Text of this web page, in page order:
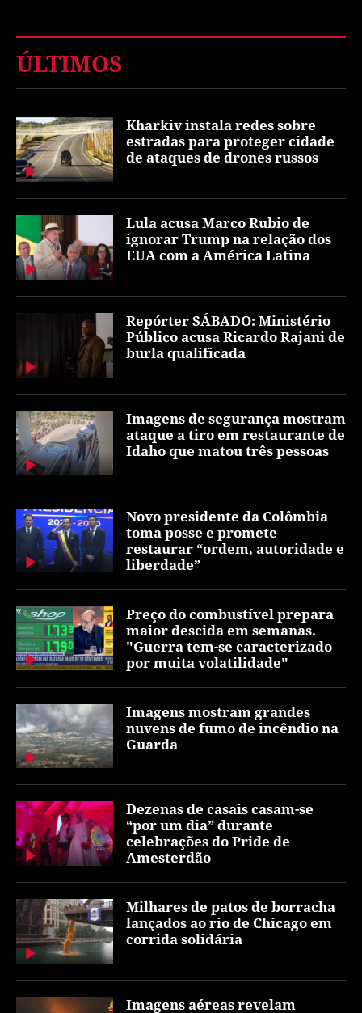
ÚLTIMOS
Kharkiv instala redes sobre
estradas para proteger cidade
de ataques de drones russos
Lula acusa Marco Rubio de
ignorar Trump na relação dos
EUA com a América Latina
Repórter SÁBADO: Ministério
Público acusa Ricardo Rajani de
burla qualificada
Imagens de segurança mostram
ataque a tiro em restaurante de
Idaho que matou três pessoas
Novo presidente da Colômbia
toma posse e promete
restaurar “ordem, autoridade e
liberdade”
Preço do combustível prepara
maior descida em semanas.
"Guerra tem-se caracterizado
por muita volatilidade"
Imagens mostram grandes
nuvens de fumo de incêndio na
Guarda
Dezenas de casais casam-se
“por um dia” durante
celebrações do Pride de
Amesterdão
Milhares de patos de borracha
lançados ao rio de Chicago em
corrida solidária
Imagens aéreas revelam